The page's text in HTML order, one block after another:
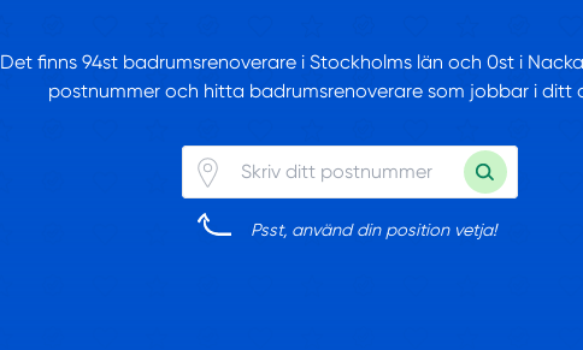
Det finns 94st badrumsrenoverare i Stockholms län och 0st i
postnummer och hitta badrumsrenoverare som jobbar i ditt
Psst, använd din position vetja!